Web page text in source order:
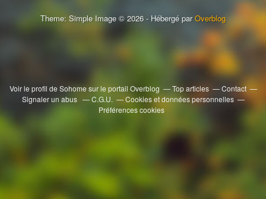
Theme: Simple Image © 2026- Hébergé par Overblog
Voir le profil de Sohomesur le portail Overblog Top articles
Contact
Signaler un abus
C.G.U.
Cookies et données personnelles
Préférences cookies